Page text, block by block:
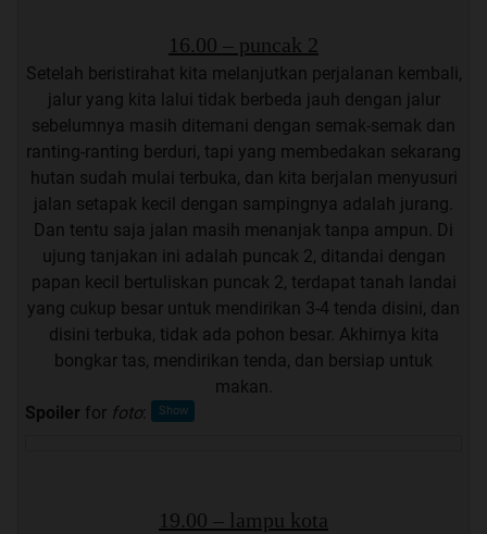
16.00 – puncak 2
Setelah beristirahat kita melanjutkan perjalanan kembali,
jalur yang kita lalui tidak berbeda jauh dengan jalur
sebelumnya masih ditemani dengan semak-semak dan
ranting-ranting berduri, tapi yang membedakan sekarang
hutan sudah mulai terbuka, dan kita berjalan menyusuri
jalan setapak kecil dengan sampingnya adalah jurang.
Dan tentu saja jalan masih menanjak tanpa ampun. Di
ujung tanjakan ini adalah puncak 2, ditandai dengan
papan kecil bertuliskan puncak 2, terdapat tanah landai
yang cukup besar untuk mendirikan 3-4 tenda disini, dan
disini terbuka, tidak ada pohon besar. Akhirnya kita
bongkar tas, mendirikan tenda, dan bersiap untuk
makan.
Spoiler for foto
19.00 – lampu kota